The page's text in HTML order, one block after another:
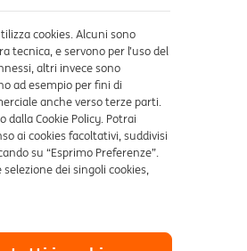
cookies. Alcuni sono
tecnica, e servono per l’uso del
altri invece sono
ad esempio per fini di
anche verso terze parti.
dalla Cookie Policy. Potrai
ai cookies facoltativi, suddivisi
su “Esprimo Preferenze”.
dei singoli cookies,